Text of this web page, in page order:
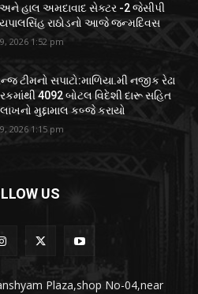
હાલ અમદાવાદ સેક્ટર -2 જેસીપી
રાઠોડનો આજે જન્મદિવસ
2026 1:52 pm
ટીમનો સપાટો:માળિયા.મી નજીક રેઢા
4092 બોટલ વિદેશી દારૂ સહિત
મુદ્દામાલ કબ્જે કરાયો
2026 1:15 pm
US
Plaza,shop No-04,near